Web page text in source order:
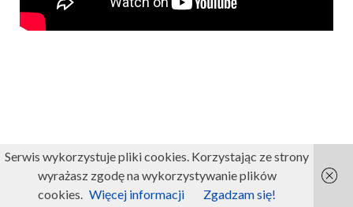
Serwis wykorzystuje pliki cookies. Korzystając ze strony
wyrażasz zgodę na wykorzystywanie plików
cookies. Więcej informacji Zgadzam się!